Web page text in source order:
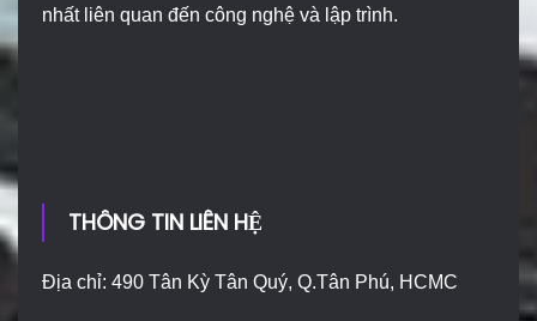
nhất liên quan đến công nghệ và lập trình.
THÔNG TIN LIÊN HỆ
Địa chỉ: 490 Tân Kỳ Tân Quý, Q.Tân Phú, HCMC